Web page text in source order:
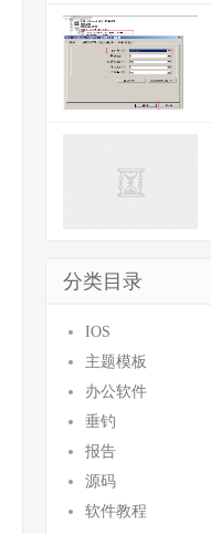
分类目录
IOS
主题模板
办公软件
垂钓
报告
源码
软件教程